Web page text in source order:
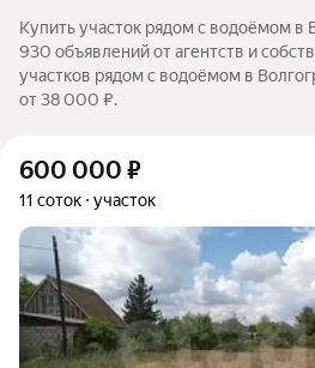
Купить участок рядом с водоёмом в
930 объявлений от агентств и
участков рядом с водоёмом в
от 38 000 ₽.
600 000 ₽
11 соток участок